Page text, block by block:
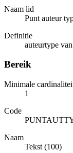
Naam lid
Punt auteur
Definitie
auteurtype
Bereik
Minimale
1
Code
Naam
Tekst (100)